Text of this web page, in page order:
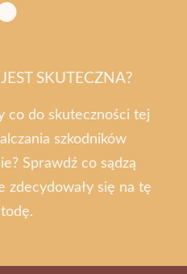
SKUTECZNA?
co do skuteczności tej
szkodników
Sprawdź co sądzą
zdecydowały się na tę